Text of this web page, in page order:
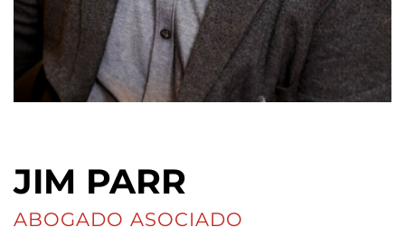
JIM PARR
ABOGADO ASOCIADO